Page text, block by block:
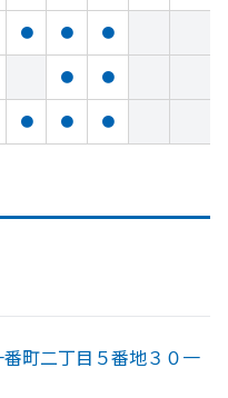
● ● ●
● ●
● ● ●
町二丁目５番地３０一